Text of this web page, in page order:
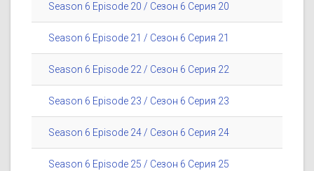
Season 6 Episode 20 / Сезон 6 Серия 20
Season 6 Episode 21 / Сезон 6 Серия 21
Season 6 Episode 22 / Сезон 6 Серия 22
Season 6 Episode 23 / Сезон 6 Серия 23
Season 6 Episode 24 / Сезон 6 Серия 24
Season 6 Episode 25 / Сезон 6 Серия 25